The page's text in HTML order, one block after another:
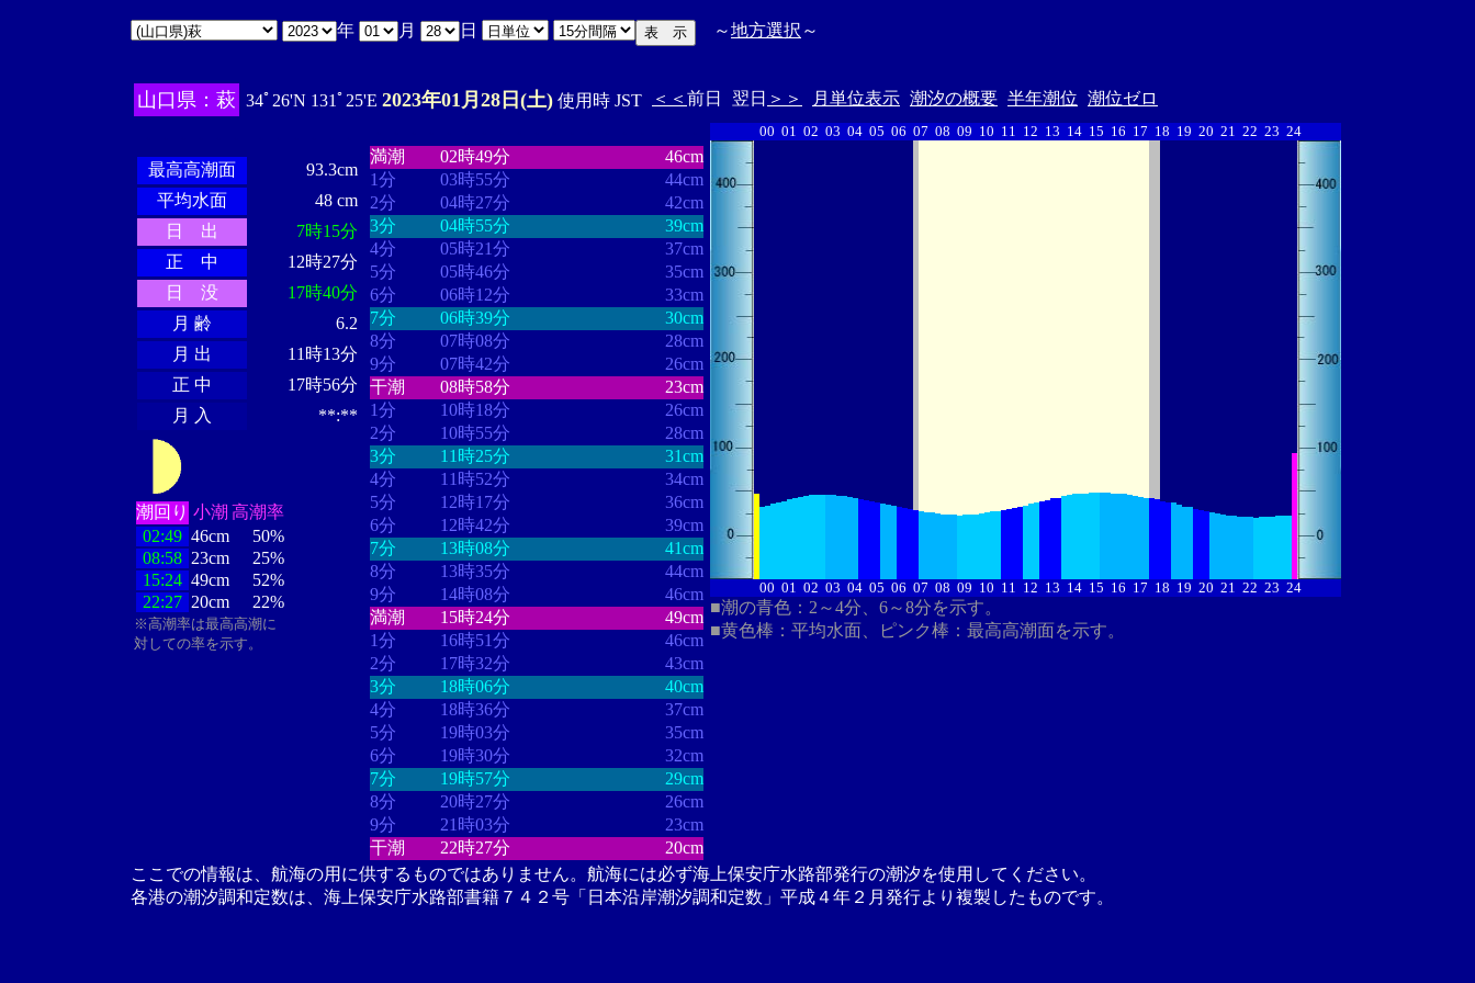
年 月 日 ～地方選択 ～
山口県：萩 34ﾟ26'N 131ﾟ25'E 2023年01月28日(土) 使用時 JST ＜＜ 前日 翌日 ＞＞ 月単位表示 潮汐の概要 半年潮位 潮位ゼロ
最高高潮面
93.3cm
平均水面
48 cm
日 出
7時15分
正 中
12時27分
日 没
17時40分
月 齢
6.2
月 出
11時13分
正 中
17時56分
月 入
**:**
潮回り 小潮 高潮率
02:49 46cm
50%
08:58 23cm
25%
15:24 49cm
52%
22:27 20cm 22%
※高潮率は最高高潮に
対しての率を示す。
満潮
02時49分
46cm
1分
03時55分
44cm
2分
04時27分
42cm
3分
04時55分
39cm
4分
05時21分
37cm
5分
05時46分
35cm
6分
06時12分
33cm
7分
06時39分
30cm
8分
07時08分
28cm
9分
07時42分
26cm
干潮
08時58分
23cm
1分
10時18分
26cm
2分
10時55分
28cm
3分
11時25分
31cm
4分
11時52分
34cm
5分
12時17分
36cm
6分
12時42分
39cm
7分
13時08分
41cm
8分
13時35分
44cm
9分
14時08分
46cm
満潮
15時24分
49cm
1分
16時51分
46cm
2分
17時32分
43cm
3分
18時06分
40cm
4分
18時36分
37cm
5分
19時03分
35cm
6分
19時30分
32cm
7分
19時57分
29cm
8分
20時27分
26cm
9分
21時03分
23cm
干潮
22時27分 20cm
00 01 02 03 04 05 06 07 08 09 10 11 12 13 14 15 16 17 18 19 20 21 22 23 24
00 01 02 03 04 05 06 07 08 09 10 11 12 13 14 15 16 17 18 19 20 21 22 23 24
■潮の青色：2～4分、6～8分を示す。
■黄色棒：平均水面、ピンク棒：最高高潮面を示す。
ここでの情報は、航海の用に供するものではありません。航海には必ず海上保安庁水路部発行の潮汐を使用してください。
各港の潮汐調和定数は、海上保安庁水路部書籍７４２号「日本沿岸潮汐調和定数」平成４年２月発行より複製したものです。